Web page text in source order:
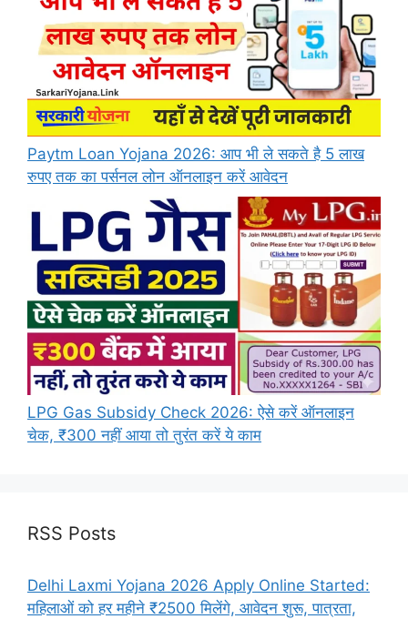
Paytm Loan Yojana 2026: आप भी ले सकते है 5 लाख
रुपए तक का पर्सनल लोन ऑनलाइन करें आवेदन
LPG Gas Subsidy Check 2026: ऐसे करें ऑनलाइन
चेक, ₹300 नहीं आया तो तुरंत करें ये काम
RSS Posts
Delhi Laxmi Yojana 2026 Apply Online Started:
महिलाओं को हर महीने ₹2500 मिलेंगे, आवेदन शुरू, पात्रता,